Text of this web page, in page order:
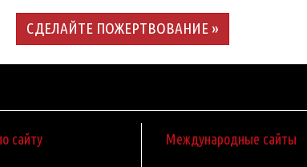
СДЕЛАЙТЕ ПОЖЕРТВОВАНИЕ »
сайту Международные сайты